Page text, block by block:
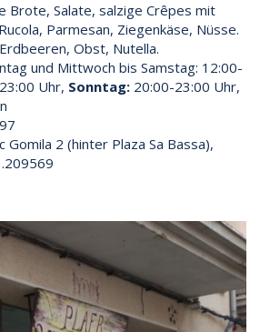
Brote, Salate, salzige Crêpes mit
Parmesan, Ziegenkäse, Nüsse.
Obst, Nutella.
und Mittwoch bis Samstag: 12:00-
Uhr, Sonntag: 20:00-23:00 Uhr,
Gomila 2 (hinter Plaza Sa Bassa),